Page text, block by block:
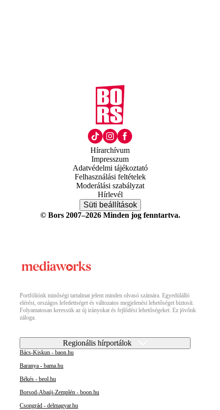
Hírarchívum
Impresszum
Adatvédelmi tájékoztató
Felhasználási feltételek
Moderálási szabályzat
Hírlevél
Süti beállítások
© Bors 2007–2026 Minden jog fenntartva.
Portfóliónk minőségi tartalmat jelent minden olvasó számára. Egyedülálló
elérést, országos lefedettséget és változatos megjelenési lehetőséget biztosít.
Folyamatosan keressük az új irányokat és fejlődési lehetőségeket. Ez jövőnk
záloga.
Regionális hírportálok
Bács-Kiskun - baon.hu
Baranya - bama.hu
Békés - beol.hu
Borsod-Abaúj-Zemplén - boon.hu
Csongrád - delmagyar.hu